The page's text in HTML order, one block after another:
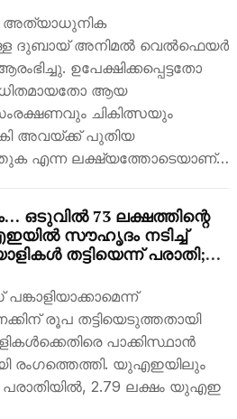
അത്യാധുനിക
ദുബായ് അനിമൽ വെൽഫെയർ
ഉപേക്ഷിക്കപ്പെട്ടതോ
ആയ
ചികിത്സയും
അവയ്ക്ക് പുതിയ
എന്ന ലക്ഷ്യത്തോടെയാണ്…
ഒടുവിൽ 73 ലക്ഷത്തിന്റെ
സൗഹൃദം നടിച്ച്
തട്ടിയെന്ന് പരാതി;
രൂപ തട്ടിയെടുത്തതായി
പാക്കിസ്ഥാൻ
രംഗത്തെത്തി. യുഎഇയിലും
2.79 ലക്ഷം യുഎഇ